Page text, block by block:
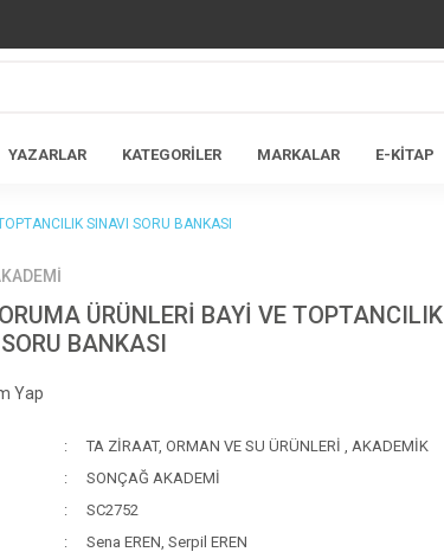
YAZARLAR KATEGORİLER MARKALAR E-KİTAP
SINAVI SORU BANKASI
ÜRÜNLERİ BAYİ VE TOPTANCILIK
BANKASI
Yap
TA ZİRAAT, ORMAN VE SU ÜRÜNLERİ , AKADEMİK
SONÇAĞ AKADEMİ
SC2752
Sena EREN, Serpil EREN